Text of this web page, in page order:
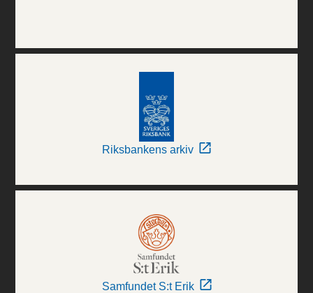
Riksbankens arkiv
Samfundet S:t Erik